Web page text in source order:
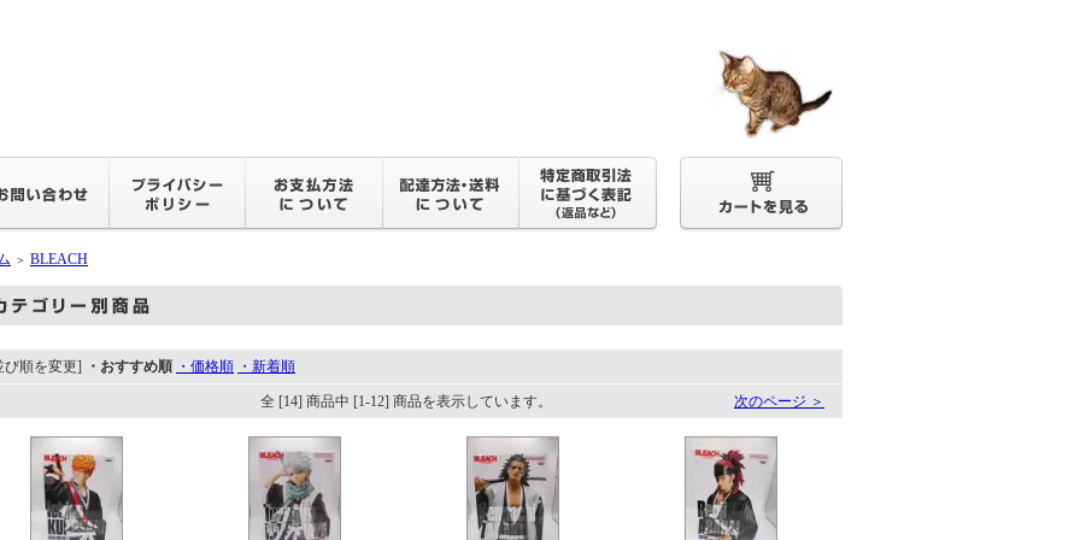
＞ BLEACH
び順を変更] ・おすすめ順 ・価格順 ・新着順
全 [14] 商品中 [1-12] 商品を表示しています。 次のページ ＞